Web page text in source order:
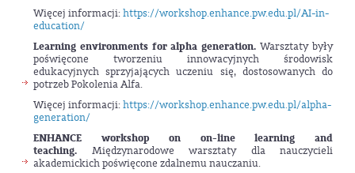
Więcej informacji:https://workshop.enhance.pw.edu.pl/AI-in-
education/
Learning environments for alpha generation.Warsztaty były
poświęcone tworzeniu innowacyjnych środowisk
edukacyjnych sprzyjających uczeniu się, dostosowanych do
potrzeb Pokolenia Alfa.
Więcej informacji:https://workshop.enhance.pw.edu.pl/alpha-
generation/
ENHANCE workshop on on-line learning and
teaching. Międzynarodowe warsztaty dla nauczycieli
akademickich poświęcone zdalnemu nauczaniu.